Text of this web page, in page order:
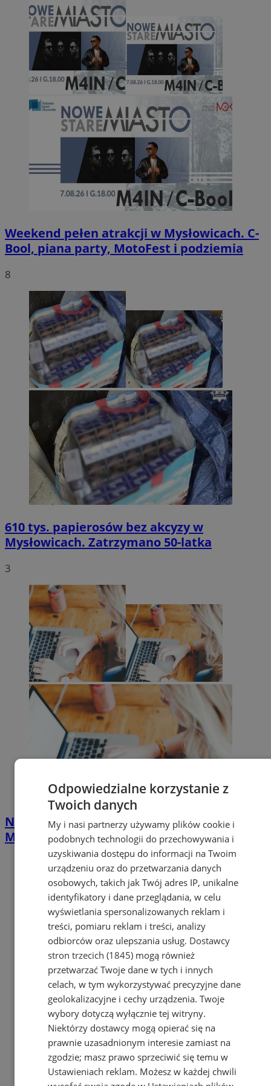
Weekend pełen atrakcji w Mysłowicach. C-
Bool, piana party, MotoFest i podziemia
8
610 tys. papierosów bez akcyzy w
Mysłowicach. Zatrzymano 50-latka
3
Nawet 42 tys. zł na własną firmę w
Mysłowicach. PUP rusza z naborem
Odpowiedzialne korzystanie z
Twoich danych
My i nasi partnerzy używamy plików cookie i
podobnych technologii do przechowywania i
uzyskiwania dostępu do informacji na Twoim
urządzeniu oraz do przetwarzania danych
osobowych, takich jak Twój adres IP, unikalne
identyfikatory i dane przeglądania, w celu
wyświetlania spersonalizowanych reklam i
treści, pomiaru reklam i treści, analizy
odbiorców oraz ulepszania usług. Dostawcy
stron trzecich (1845) mogą również
przetwarzać Twoje dane w tych i innych
celach, w tym wykorzystywać precyzyjne dane
geolokalizacyjne i cechy urządzenia. Twoje
wybory dotyczą wyłącznie tej witryny.
Niektórzy dostawcy mogą opierać się na
prawnie uzasadnionym interesie zamiast na
zgodzie; masz prawo sprzeciwić się temu w
Ustawieniach reklam. Możesz w każdej chwili